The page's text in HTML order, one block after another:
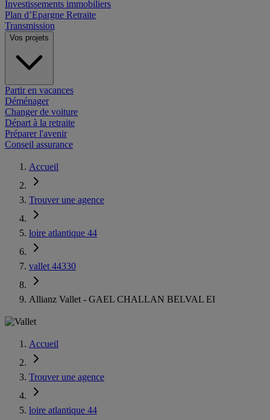
Investissements immobiliers
Plan d’Epargne Retraite
Transmission
Vos projets
Partir en vacances
Déménager
Changer de voiture
Départ à la retraite
Préparer l'avenir
Conseil assurance
Accueil
Trouver une agence
loire atlantique 44
vallet 44330
Allianz Vallet - GAEL CHALLAN BELVAL EI
Accueil
Trouver une agence
loire atlantique 44